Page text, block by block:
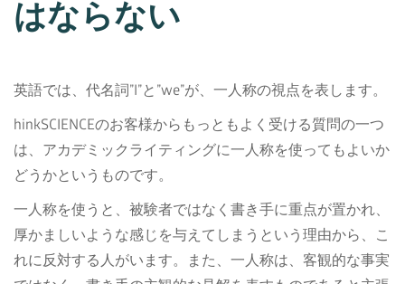
はならない
英語では、代名詞”I”と”we”が、一人称の視点を表します。
hinkSCIENCEのお客様からもっともよく受ける質問の一つ
は、アカデミックライティングに一人称を使ってもよいか
どうかというものです。
一人称を使うと、被験者ではなく書き手に重点が置かれ、
厚かましいような感じを与えてしまうという理由から、こ
れに反対する人がいます。また、一人称は、客観的な事実